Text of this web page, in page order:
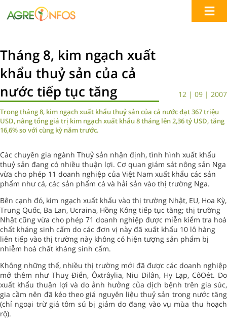
Tháng 8, kim ngạch xuất
khẩu thuỷ sản của cả
nước tiếp tục tăng
12 | 09 | 2007
Trong tháng 8, kim ngạch xuất khẩu thuỷ sản của cả nước đạt 367 triệu
USD, nâng tổng giá trị kim ngạch xuất khẩu 8 tháng lên 2,36 tỷ USD, tăng
16,6% so với cùng kỳ năm trước.
Các chuyên gia ngành Thuỷ sản nhận định, tình hình xuất khẩu
thuỷ sản đang có nhiều thuận lợi. Cơ quan giám sát nông sản Nga
vừa cho phép 11 doanh nghiệp của Việt Nam xuất khẩu các sản
phẩm như cá, các sản phẩm cá và hải sản vào thị trường Nga.
Bên cạnh đó, kim ngạch xuất khẩu vào thị trường Nhật, EU, Hoa Kỳ,
Trung Quốc, Ba Lan, Ucraina, Hồng Kông tiếp tục tăng; thị trường
Nhật cũng vừa cho phép 71 doanh nghiệp được miễn kiểm tra hoá
chất kháng sinh cấm do các đơn vị này đã xuất khẩu 10 lô hàng
liên tiếp vào thị trường này không có hiện tượng sản phẩm bị
nhiễm hoá chất kháng sinh cấm.
Không những thế, nhiều thị trường mới đã được các doanh nghiệp
mở thêm như Thuỵ Điển, Ôxtrâylia, Niu Dilân, Hy Lạp, CôOét. Do
xuất khẩu thuận lợi và do ảnh hưởng của dịch bệnh trên gia súc,
gia cầm nên đã kéo theo giá nguyên liệu thuỷ sản trong nước tăng
(chỉ ngoại trừ giá tôm sú bị giảm do đang vào vụ mùa thu hoạch
rộ).